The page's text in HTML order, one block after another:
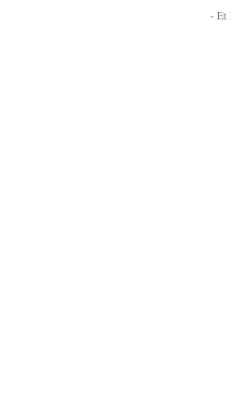
- Et